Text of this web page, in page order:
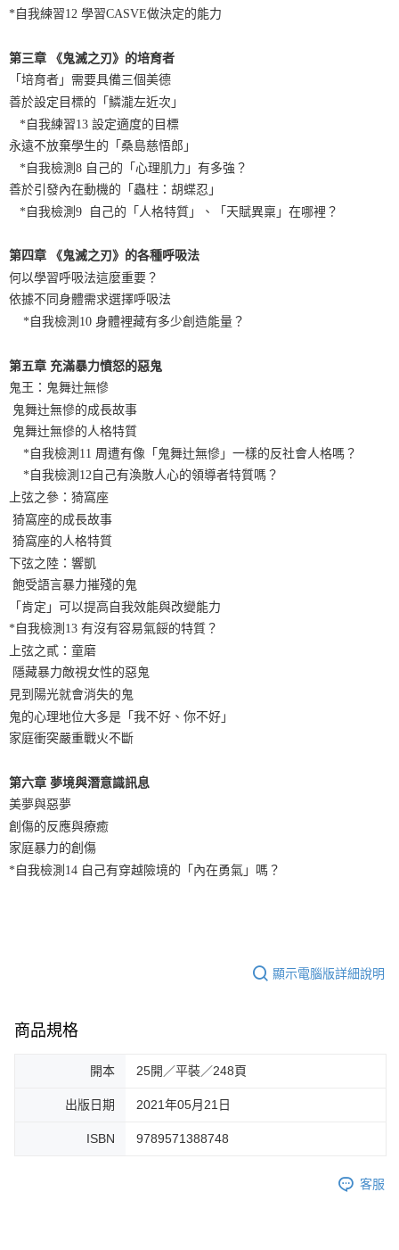
*自我練習12 學習CASVE做決定的能力
第三章 《鬼滅之刃》的培育者
「培育者」需要具備三個美德
善於設定目標的「鱗瀧左近次」
*自我練習13 設定適度的目標
永遠不放棄學生的「桑島慈悟郎」
*自我檢測8 自己的「心理肌力」有多強？
善於引發內在動機的「蟲柱：胡蝶忍」
*自我檢測9 自己的「人格特質」、「天賦異稟」在哪裡？
第四章 《鬼滅之刃》的各種呼吸法
何以學習呼吸法這麼重要？
依據不同身體需求選擇呼吸法
*自我檢測10 身體裡藏有多少創造能量？
第五章 充滿暴力憤怒的惡鬼
鬼王：鬼舞辻無慘
鬼舞辻無慘的成長故事
鬼舞辻無慘的人格特質
*自我檢測11 周遭有像「鬼舞辻無慘」一樣的反社會人格嗎？
*自我檢測12自己有渙散人心的領導者特質嗎？
上弦之參：猗窩座
猗窩座的成長故事
猗窩座的人格特質
下弦之陸：響凱
飽受語言暴力摧殘的鬼
「肯定」可以提高自我效能與改變能力
*自我檢測13 有沒有容易氣餒的特質？
上弦之貳：童磨
隱藏暴力敵視女性的惡鬼
見到陽光就會消失的鬼
鬼的心理地位大多是「我不好、你不好」
家庭衝突嚴重戰火不斷
第六章 夢境與潛意識訊息
美夢與惡夢
創傷的反應與療癒
家庭暴力的創傷
*自我檢測14 自己有穿越險境的「內在勇氣」嗎？
顯示電腦版詳細說明
商品規格
開本 25開／平裝／248頁
出版日期 2021年05月21日
ISBN 9789571388748
客服